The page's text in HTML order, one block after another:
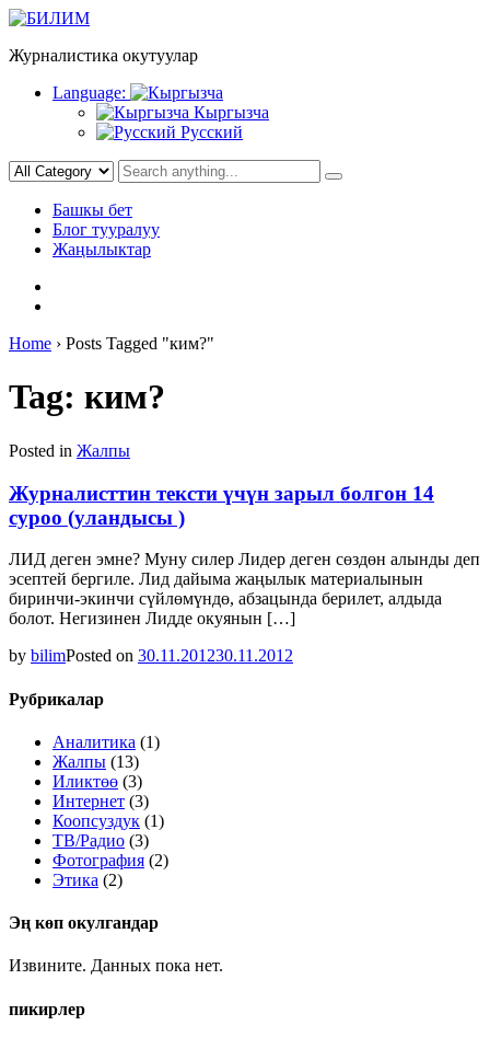
Skip
content
Журналистика окутуулар
Language:
Кыргызча
Русский
Башкы бет
Блог тууралуу
Жаңылыктар
Home › Posts Tagged "ким?"
Tag: ким?
Posted in Жалпы
Журналисттин тексти үчүн зарыл болгон 14
суроо (уландысы )
ЛИД деген эмне? Муну силер Лидер деген сөздөн алынды деп
эсептей бергиле. Лид дайыма жаңылык материалынын
биринчи-экинчи сүйлөмүндө, абзацында берилет, алдыда
болот. Негизинен Лидде окуянын […]
by bilimPosted on 30.11.201230.11.2012
Рубрикалар
Аналитика (1)
Жалпы (13)
Иликтөө (3)
Интернет (3)
Коопсуздук (1)
ТВ/Радио (3)
Фотография (2)
Этика (2)
Эң көп окулгандар
Извините. Данных пока нет.
пикирлер